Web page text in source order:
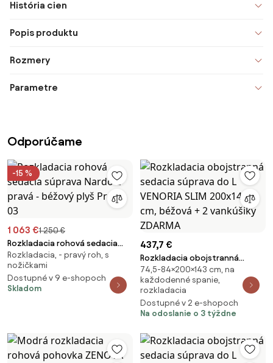
História cien
Popis produktu
Rozmery
Parametre
Odporúčame
-15 %
1 063 €1 250 €
Rozkladacia rohová sedacia
súprava Nardo L pravá - béžový
plyš Pretty 03
Rozkladacia, - pravý roh, s
nožičkami
Dostupné v 9 e-shopoch
Skladom
437,7 €
Rozkladacia obojstranná
sedacia súprava do L VENORIA
SLIM 200x143 cm, béžová + 2
vankúšiky ZDARMA
74,5-84×200×143 cm, na
každodenné spanie,
rozkladacia
Dostupné v 2 e-shopoch
Na odoslanie o 3 týždne